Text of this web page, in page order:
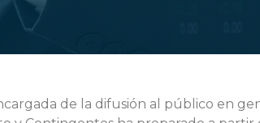
de la difusión al público en